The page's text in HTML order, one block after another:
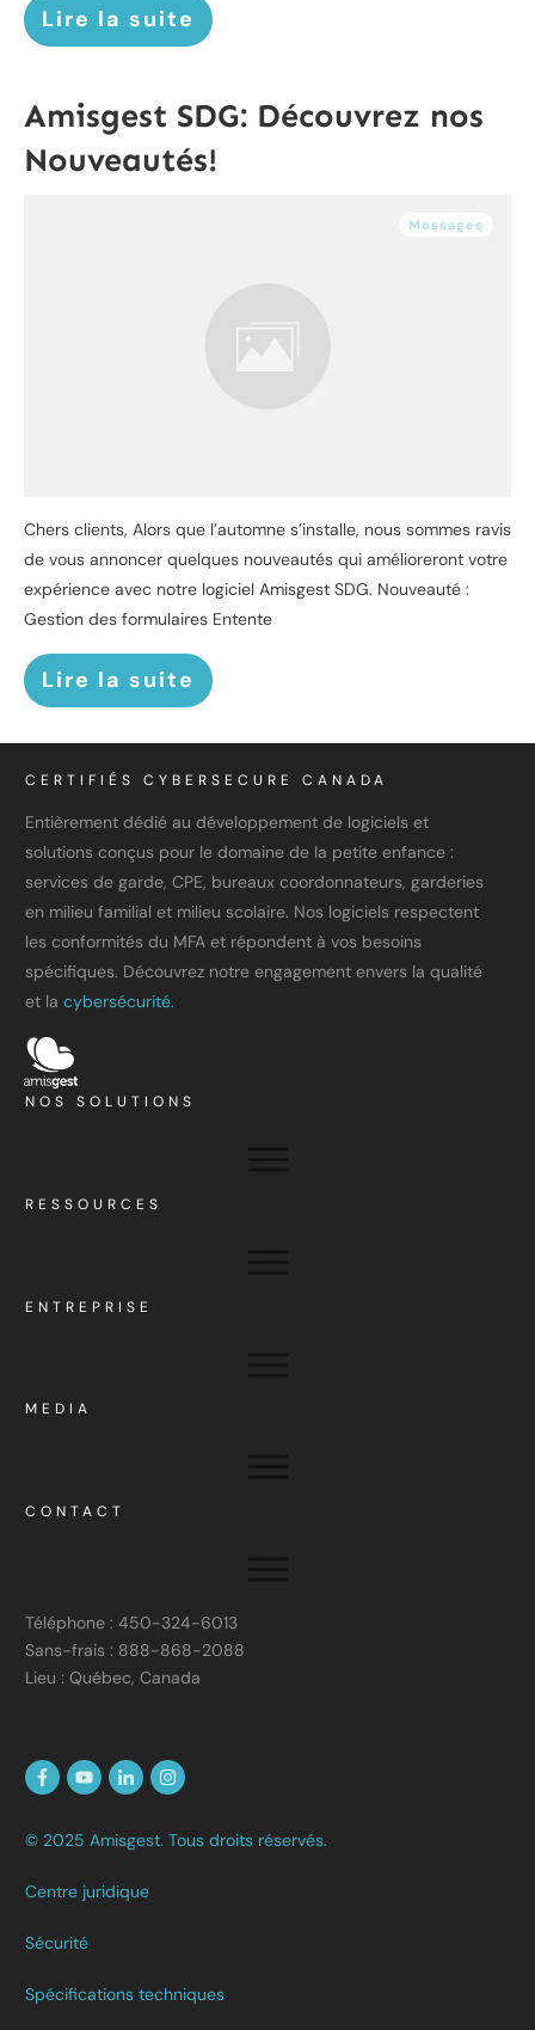
Lire la suite
Amisgest SDG: Découvrez nos
Nouveautés!
Messages
Chers clients, Alors que l’automne s’installe, nous sommes ravis
de vous annoncer quelques nouveautés qui amélioreront votre
expérience avec notre logiciel Amisgest SDG. Nouveauté :
Gestion des formulaires Entente
Lire la suite
CERTIFIÉS CYBERSECURE CANADA
Entièrement dédié au développement de logiciels et
solutions conçus pour le domaine de la petite enfance :
services de garde, CPE, bureaux coordonnateurs, garderies
en milieu familial et milieu scolaire. Nos logiciels respectent
les conformités du MFA et répondent à vos besoins
spécifiques. Découvrez notre engagement envers la qualité
et la cybersécurité.
NOS SOLUTIONS
RESSOURCES
ENTREPRISE
MEDIA
CONTACT
Téléphone : 450-324-6013
Sans-frais : 888-868-2088
Lieu : Québec, Canada
© 2025 Amisgest. Tous droits réservés.
Centre juridique
Sécurité
Spécifications techniques